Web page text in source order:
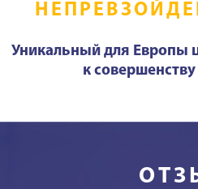
Уникальный для Европы
к